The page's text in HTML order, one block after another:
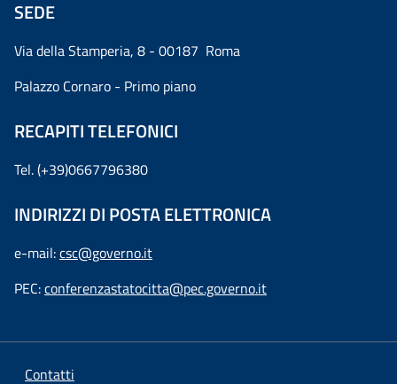
SEDE
Via della Stamperia, 8 - 00187 Roma
Palazzo Cornaro - Primo piano
RECAPITI TELEFONICI
Tel. (+39)0667796380
INDIRIZZI DI POSTA ELETTRONICA
e-mail:csc@governo.it
PEC:conferenzastatocitta@pec.governo.it
Contatti